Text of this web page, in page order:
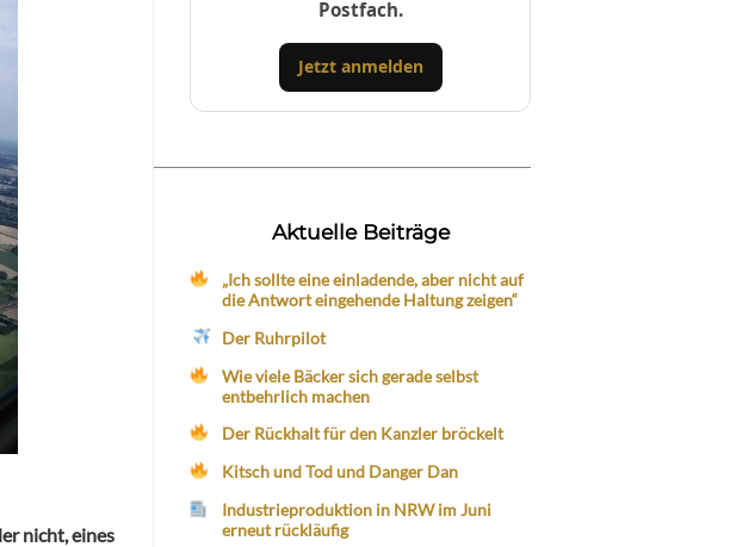
nicht, eines
Postfach.
Jetzt anmelden
Aktuelle Beiträge
„Ich sollte eine einladende, aber nicht auf
die Antwort eingehende Haltung zeigen“
Der Ruhrpilot
Wie viele Bäcker sich gerade selbst
entbehrlich machen
Der Rückhalt für den Kanzler bröckelt
Kitsch und Tod und Danger Dan
Industrieproduktion in NRW im Juni
erneut rückläufig